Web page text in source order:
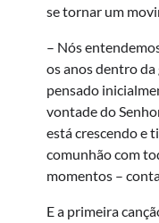
se tornar um
– Nós
os anos dentro
pensado
vontade do
está crescendo e
comunhão com
momentos –
E a primeira